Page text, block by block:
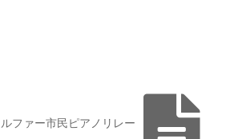
ファー市民ピアノリレー